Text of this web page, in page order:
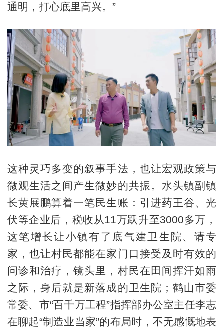
通明，打心底里高兴。”
这种灵巧多变的叙事手法，也让宏观政策与
微观生活之间产生微妙的共振。水头镇副镇
长黄展鹏算着一笔民生账：引进药王谷、光
伏等企业后，税收从11万跃升至3000多万，
这笔增长让小镇有了底气建卫生院、请专
家，也让村民都能在家门口接受及时有效的
问诊和治疗，镜头里，村民在田间挥汗如雨
之际，身后就是新落成的卫生院；鹤山市委
常委、市“百千万工程”指挥部办公室主任李志
在聊起“制造业当家”的布局时，不无感慨地表